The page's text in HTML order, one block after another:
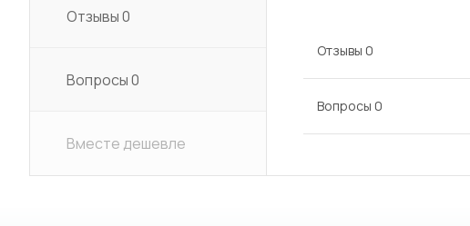
Отзывы0
Вопросы0
Вместе дешевле
Отзывы 0
Вопросы 0